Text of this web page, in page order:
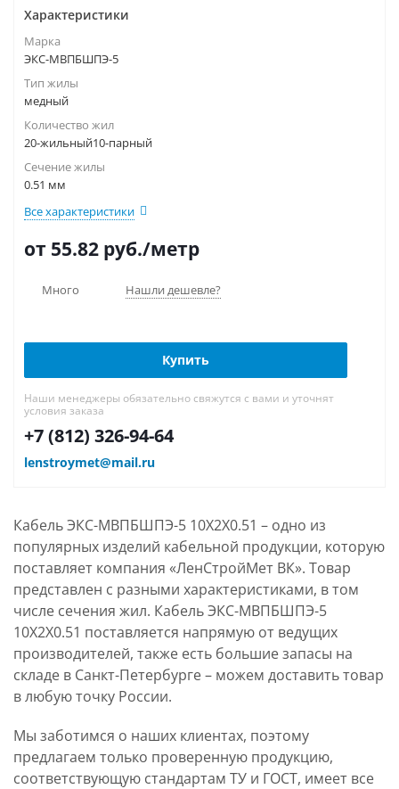
Характеристики
Марка
ЭКС-МВПБШПЭ-5
Тип жилы
медный
Количество жил
20-жильный10-парный
Сечение жилы
0.51 мм
Все характеристики
от 55.82 руб./метр
Много Нашли дешевле?
Купить
Наши менеджеры обязательно свяжутся с вами и уточнят
условия заказа
+7 (812) 326-94-64
lenstroymet@mail.ru
Кабель ЭКС-МВПБШПЭ-5 10Х2Х0.51 – одно из
популярных изделий кабельной продукции, которую
поставляет компания «ЛенСтройМет ВК». Товар
представлен с разными характеристиками, в том
числе сечения жил. Кабель ЭКС-МВПБШПЭ-5
10Х2Х0.51 поставляется напрямую от ведущих
производителей, также есть большие запасы на
складе в Санкт-Петербурге – можем доставить товар
в любую точку России.
Мы заботимся о наших клиентах, поэтому
предлагаем только проверенную продукцию,
соответствующую стандартам ТУ и ГОСТ, имеет все